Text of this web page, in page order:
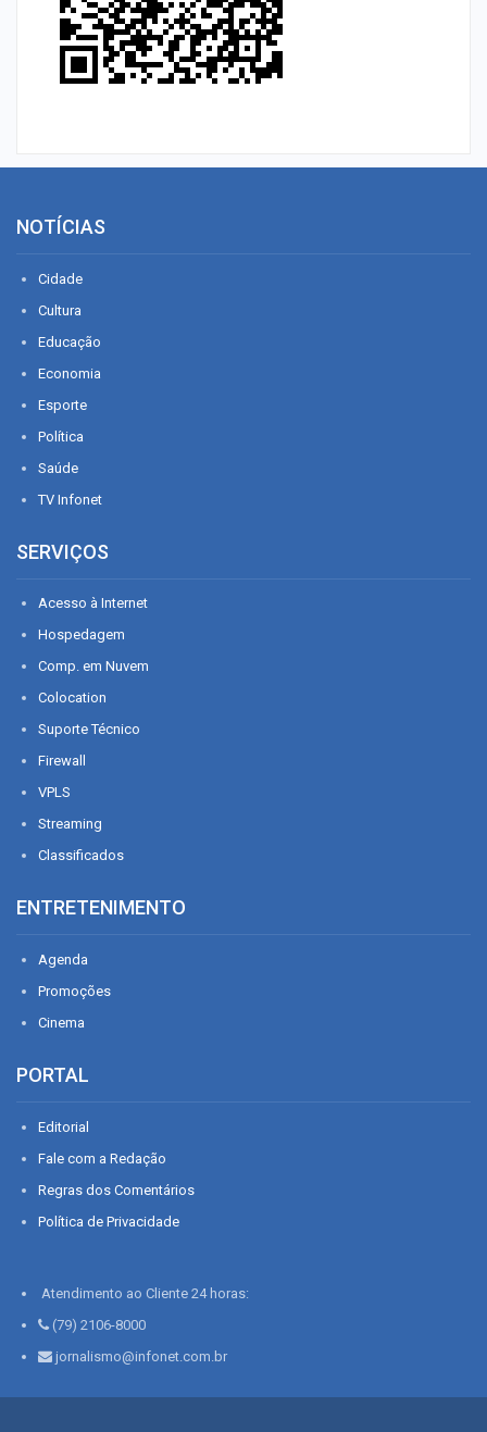
NOTÍCIAS
Cidade
Cultura
Educação
Economia
Esporte
Política
Saúde
TV Infonet
SERVIÇOS
Acesso à Internet
Hospedagem
Comp. em Nuvem
Colocation
Suporte Técnico
Firewall
VPLS
Streaming
Classificados
ENTRETENIMENTO
Agenda
Promoções
Cinema
PORTAL
Editorial
Fale com a Redação
Regras dos Comentários
Política de Privacidade
Atendimento ao Cliente 24 horas:
(79) 2106-8000
jornalismo@infonet.com.br